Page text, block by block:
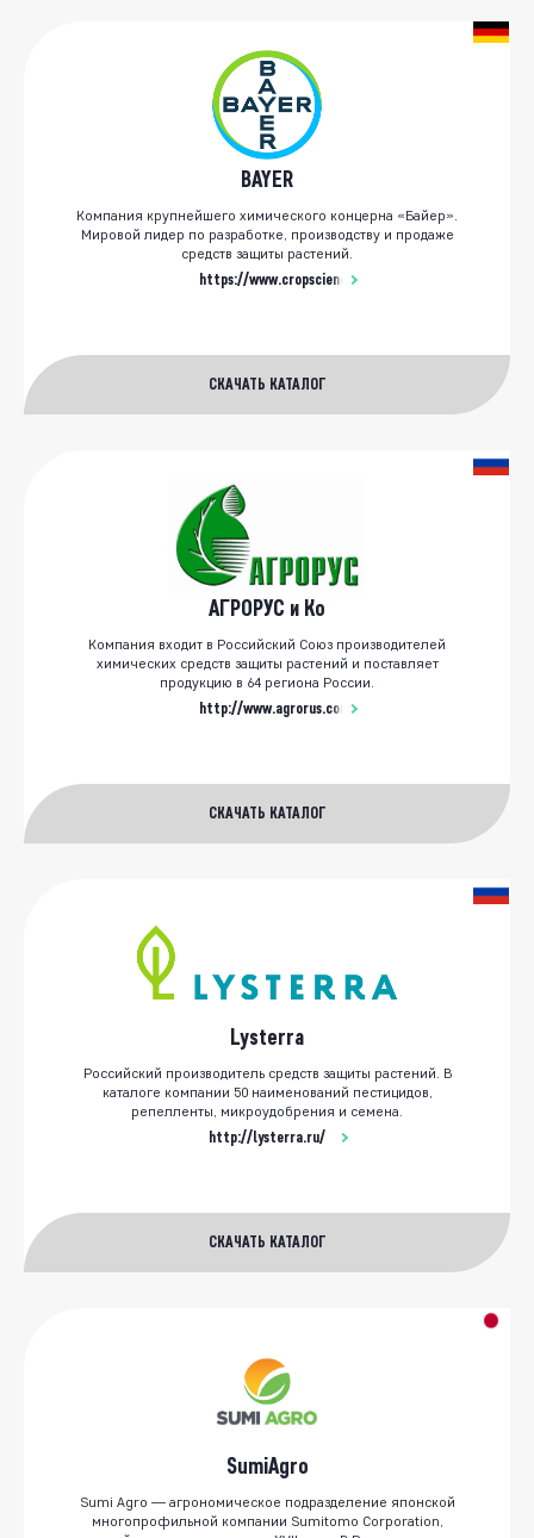
BAYER
Компания крупнейшего химического концерна «Байер».
Мировой лидер по разработке, производству и продаже
средств защиты растений.
https://www.cropscience.bayer.ru/
СКАЧАТЬ КАТАЛОГ
АГРОРУС и Ко
Компания входит в Российский Союз производителей
химических средств защиты растений и поставляет
продукцию в 64 региона России.
http://www.agrorus.com/
СКАЧАТЬ КАТАЛОГ
Lysterra
Российский производитель средств защиты растений. В
каталоге компании 50 наименований пестицидов,
репелленты, микроудобрения и семена.
http://lysterra.ru/
СКАЧАТЬ КАТАЛОГ
SumiAgro
Sumi Agro — агрономическое подразделение японской
многопрофильной компании Sumitomo Corporation,